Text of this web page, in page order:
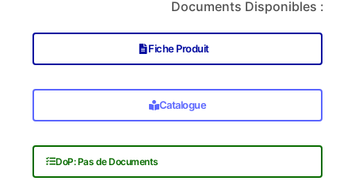
Documents Disponibles :
Fiche Produit
Catalogue
DoP: Pas de Documents